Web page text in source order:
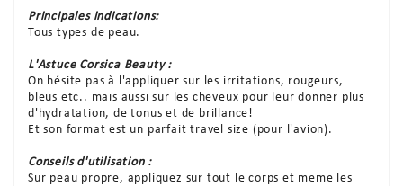
Principales indications:
Tous types de peau.
L'Astuce Corsica Beauty :
On hésite pas à l'appliquer sur les irritations, rougeurs,
bleus etc.. mais aussi sur les cheveux pour leur donner plus
d'hydratation, de tonus et de brillance!
Et son format est un parfait travel size (pour l'avion).
Conseils d'utilisation :
Sur peau propre, appliquez sur tout le corps et meme les